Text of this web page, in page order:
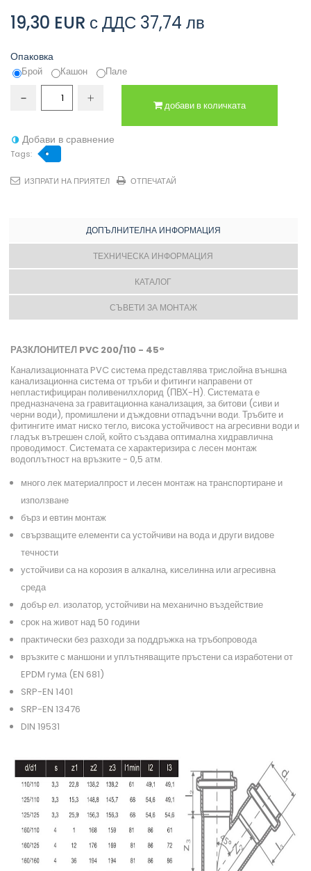
19,30 EUR с ДДС 37,74 лв
Опаковка
Брой Кашон Пале
добави в количката
Добави в сравнение
Tags:
ИЗПРАТИ НА ПРИЯТЕЛ ОТПЕЧАТАЙ
ДОПЪЛНИТЕЛНА ИНФОРМАЦИЯ
ТЕХНИЧЕСКА ИНФОРМАЦИЯ
КАТАЛОГ
СЪВЕТИ ЗА МОНТАЖ
РАЗКЛОНИТЕЛ PVC 200/110 - 45°
Канализационната PVC система представлява трислойна външна
канализационна система от тръби и фитинги направени от
непластифициран поливенилхлорид (ПВХ-Н). Системата е
предназначена за гравитационна канализация, за битови (сиви и
черни води), промишлени и дъждовни отпадъчни води. Тръбите и
фитингите имат ниско тегло, висока устойчивост на агресивни води и
гладък вътрешен слой, който създава оптимална хидравлична
проводимост. Системата се характеризира с лесен монтаж
водоплътност на връзките - 0,5 атм.
много лек материалпрост и лесен монтаж на транспортиране и
използване
бърз и евтин монтаж
свързващите елементи са устойчиви на вода и други видове
течности
устойчиви са на корозия в алкална, киселинна или агресивна
среда
добър ел. изолатор, устойчиви на механично въздействие
срок на живот над 50 години
практически без разходи за поддръжка на тръбопровода
връзките с маншони и уплътняващите пръстени са изработени от
EPDM гума (EN 681)
SRP-EN 1401
SRP-EN 13476
DIN 19531